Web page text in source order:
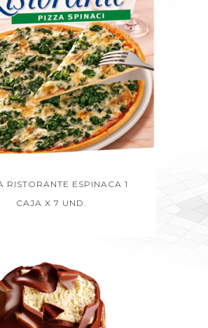
RISTORANTE ESPINACA 1
CAJA X 7 UND.